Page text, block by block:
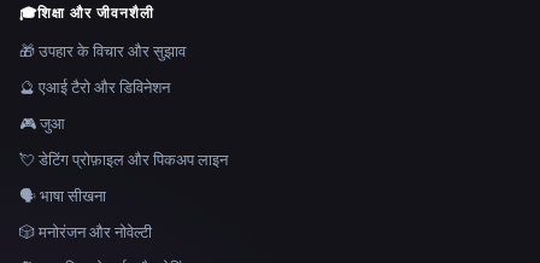
🎓शिक्षा और जीवनशैली
🎁 उपहार के विचार और सुझाव
🔮 एआई टैरो और डिविनेशन
🎮 जुआ
💘 डेटिंग प्रोफ़ाइल और पिकअप लाइन
🗣️ भाषा सीखना
🎲 मनोरंजन और नोवेल्टी